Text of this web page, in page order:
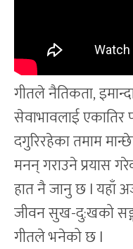
गीतले नैतिकता,
सेवाभावलाई एकातिर
दगुरिरहेका तमाम
मनन् गराउने प्रयास
हात नै जानु छ l यहाँ
जीवन सुख-दु:खको
गीतले भनेको छ l